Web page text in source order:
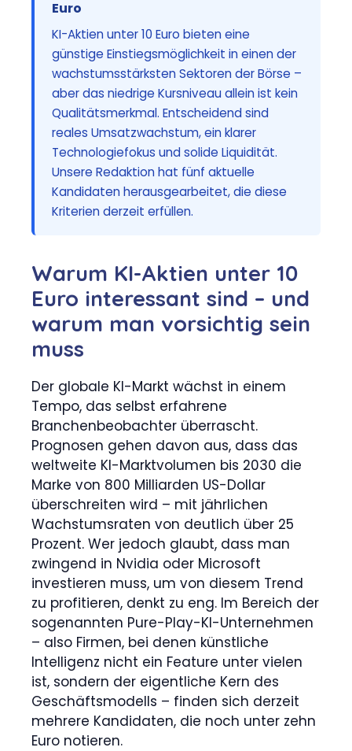
Euro
KI-Aktien unter 10 Euro bieten eine
günstige Einstiegsmöglichkeit in einen der
wachstumsstärksten Sektoren der Börse –
aber das niedrige Kursniveau allein ist kein
Qualitätsmerkmal. Entscheidend sind
reales Umsatzwachstum, ein klarer
Technologiefokus und solide Liquidität.
Unsere Redaktion hat fünf aktuelle
Kandidaten herausgearbeitet, die diese
Kriterien derzeit erfüllen.
Warum KI-Aktien unter 10
Euro interessant sind – und
warum man vorsichtig sein
muss
Der globale KI-Markt wächst in einem
Tempo, das selbst erfahrene
Branchenbeobachter überrascht.
Prognosen gehen davon aus, dass das
weltweite KI-Marktvolumen bis 2030 die
Marke von 800 Milliarden US-Dollar
überschreiten wird – mit jährlichen
Wachstumsraten von deutlich über 25
Prozent. Wer jedoch glaubt, dass man
zwingend in Nvidia oder Microsoft
investieren muss, um von diesem Trend
zu profitieren, denkt zu eng. Im Bereich der
sogenannten Pure-Play-KI-Unternehmen
– also Firmen, bei denen künstliche
Intelligenz nicht ein Feature unter vielen
ist, sondern der eigentliche Kern des
Geschäftsmodells – finden sich derzeit
mehrere Kandidaten, die noch unter zehn
Euro notieren.